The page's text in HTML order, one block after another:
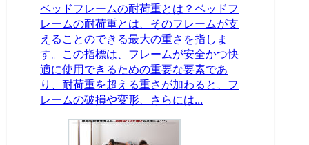
ベッドフレームの耐荷重とは？ベッドフ
レームの耐荷重とは、そのフレームが支
えることのできる最大の重さを指しま
す。この指標は、フレームが安全かつ快
適に使用できるための重要な要素であ
り、耐荷重を超える重さが加わると、フ
レームの破損や変形、さらには...